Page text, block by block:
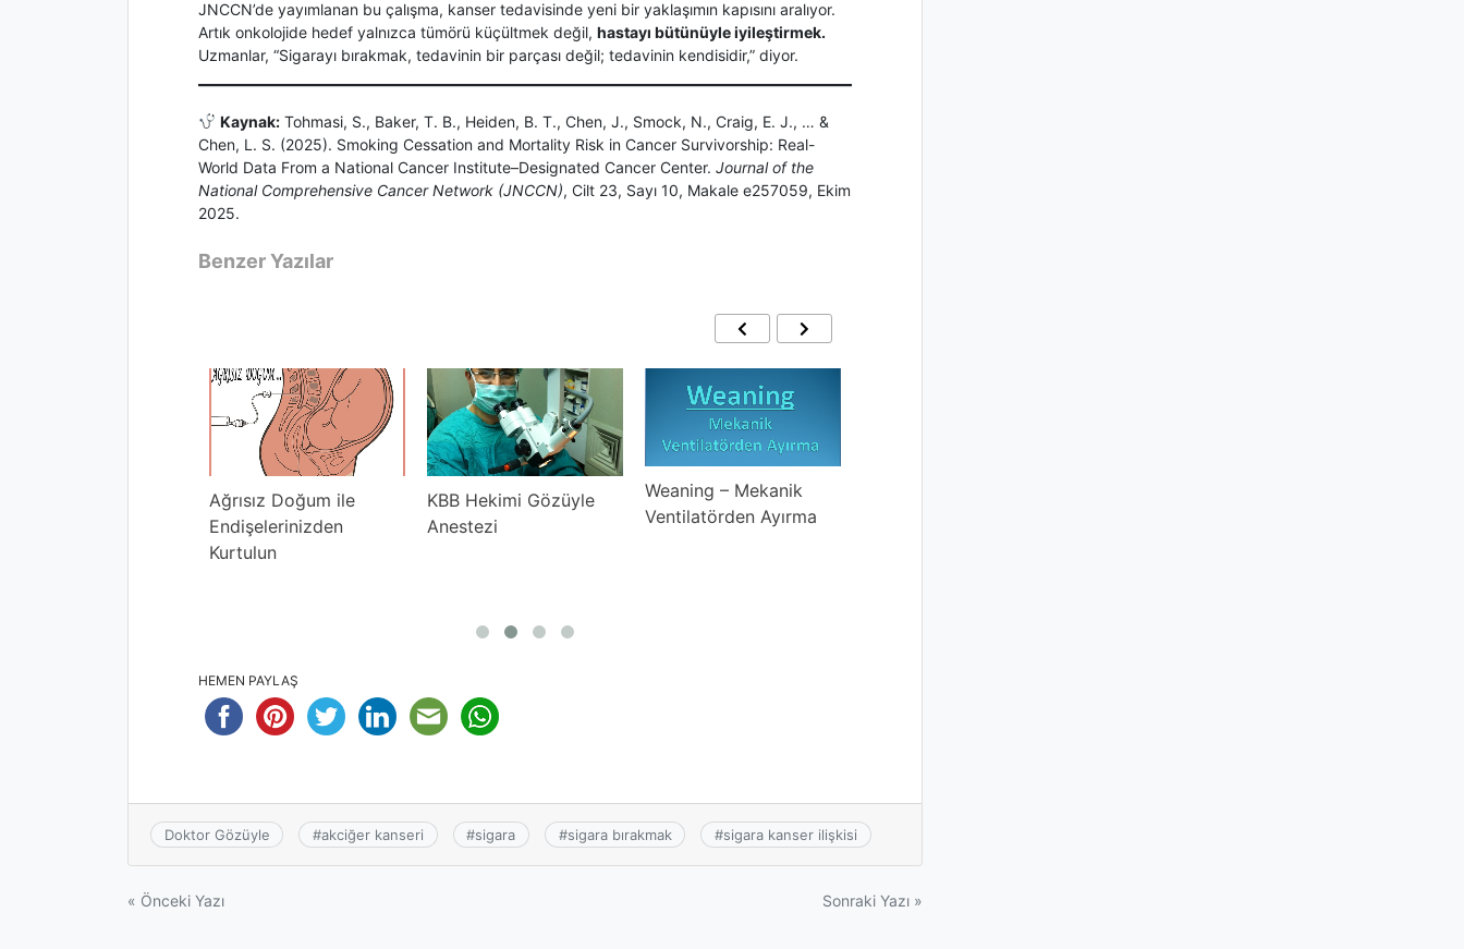
JNCCN’de yayımlanan bu çalışma, kanser tedavisinde yeni bir yaklaşımın kapısını aralıyor.
Artık onkolojide hedef yalnızca tümörü küçültmek değil, hastayı bütünüyle iyileştirmek.
Uzmanlar, “Sigarayı bırakmak, tedavinin bir parçası değil; tedavinin kendisidir,” diyor.
Kaynak:Tohmasi, S., Baker, T. B., Heiden, B. T., Chen, J., Smock, N., Craig, E. J., … &
Chen, L. S. (2025). Smoking Cessation and Mortality Risk in Cancer Survivorship: Real-
World Data From a National Cancer Institute–Designated Cancer Center. Journal of the
National Comprehensive Cancer Network (JNCCN), Cilt 23, Sayı 10, Makale e257059, Ekim
2025.
Benzer Yazılar
Ağrısız Doğum ile
Endişelerinizden
Kurtulun
KBB Hekimi Gözüyle
Anestezi
Weaning – Mekanik
Ventilatörden Ayırma
HEMEN PAYLAŞ
Doktor Gözüyle #akciğer kanseri #sigara #sigara bırakmak #sigara kanser ilişkisi
Yazı
« Önceki Yazı Sonraki Yazı »